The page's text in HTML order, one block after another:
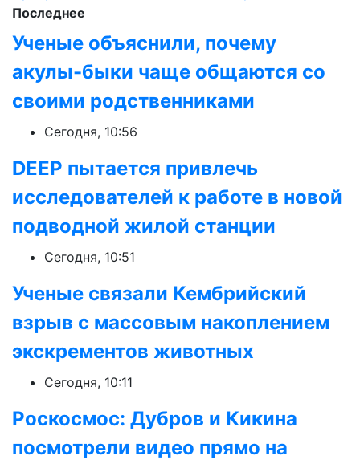
Последнее
Ученые объяснили, почему
акулы-быки чаще общаются со
своими родственниками
Сегодня, 10:56
DEEP пытается привлечь
исследователей к работе в новой
подводной жилой станции
Сегодня, 10:51
Ученые связали Кембрийский
взрыв с массовым накоплением
экскрементов животных
Сегодня, 10:11
Роскосмос: Дубров и Кикина
посмотрели видео прямо на